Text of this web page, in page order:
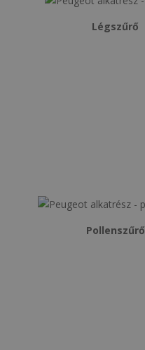
Légszűrő
Pollenszűrő